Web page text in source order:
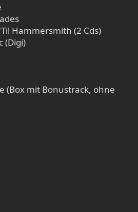
Hammersmith (2 Cds)
(Digi)
(Box mit Bonustrack, ohne